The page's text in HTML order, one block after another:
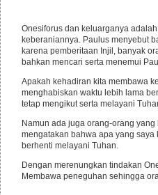
Onesiforus dan keluarganya
keberaniannya. Paulus menyebut
karena pemberitaan Injil, banyak
bahkan mencari serta menemui
Apakah kehadiran kita membawa
menghabiskan waktu lebih lama
tetap mengikut serta melayani
Namun ada juga orang-orang
mengatakan bahwa apa yang
berhenti melayani Tuhan.
Dengan merenungkan tindakan
Membawa peneguhan sehingga